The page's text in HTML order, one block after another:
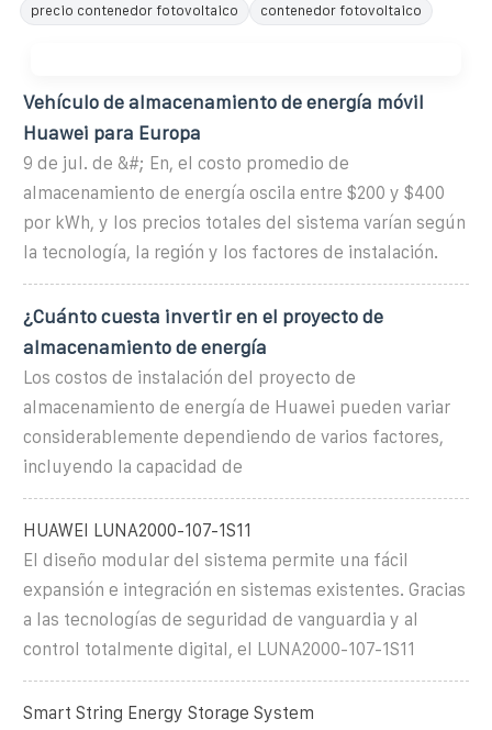
precio contenedor fotovoltaico
contenedor fotovoltaico
Vehículo de almacenamiento de energía móvil
Huawei para Europa
9 de jul. de &#; En, el costo promedio de
almacenamiento de energía oscila entre $200 y $400
por kWh, y los precios totales del sistema varían según
la tecnología, la región y los factores de instalación.
¿Cuánto cuesta invertir en el proyecto de
almacenamiento de energía
Los costos de instalación del proyecto de
almacenamiento de energía de Huawei pueden variar
considerablemente dependiendo de varios factores,
incluyendo la capacidad de
HUAWEI LUNA2000-107-1S11
El diseño modular del sistema permite una fácil
expansión e integración en sistemas existentes. Gracias
a las tecnologías de seguridad de vanguardia y al
control totalmente digital, el LUNA2000-107-1S11
Smart String Energy Storage System